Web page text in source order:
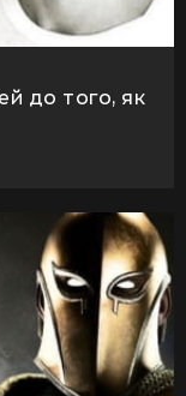
до того, як